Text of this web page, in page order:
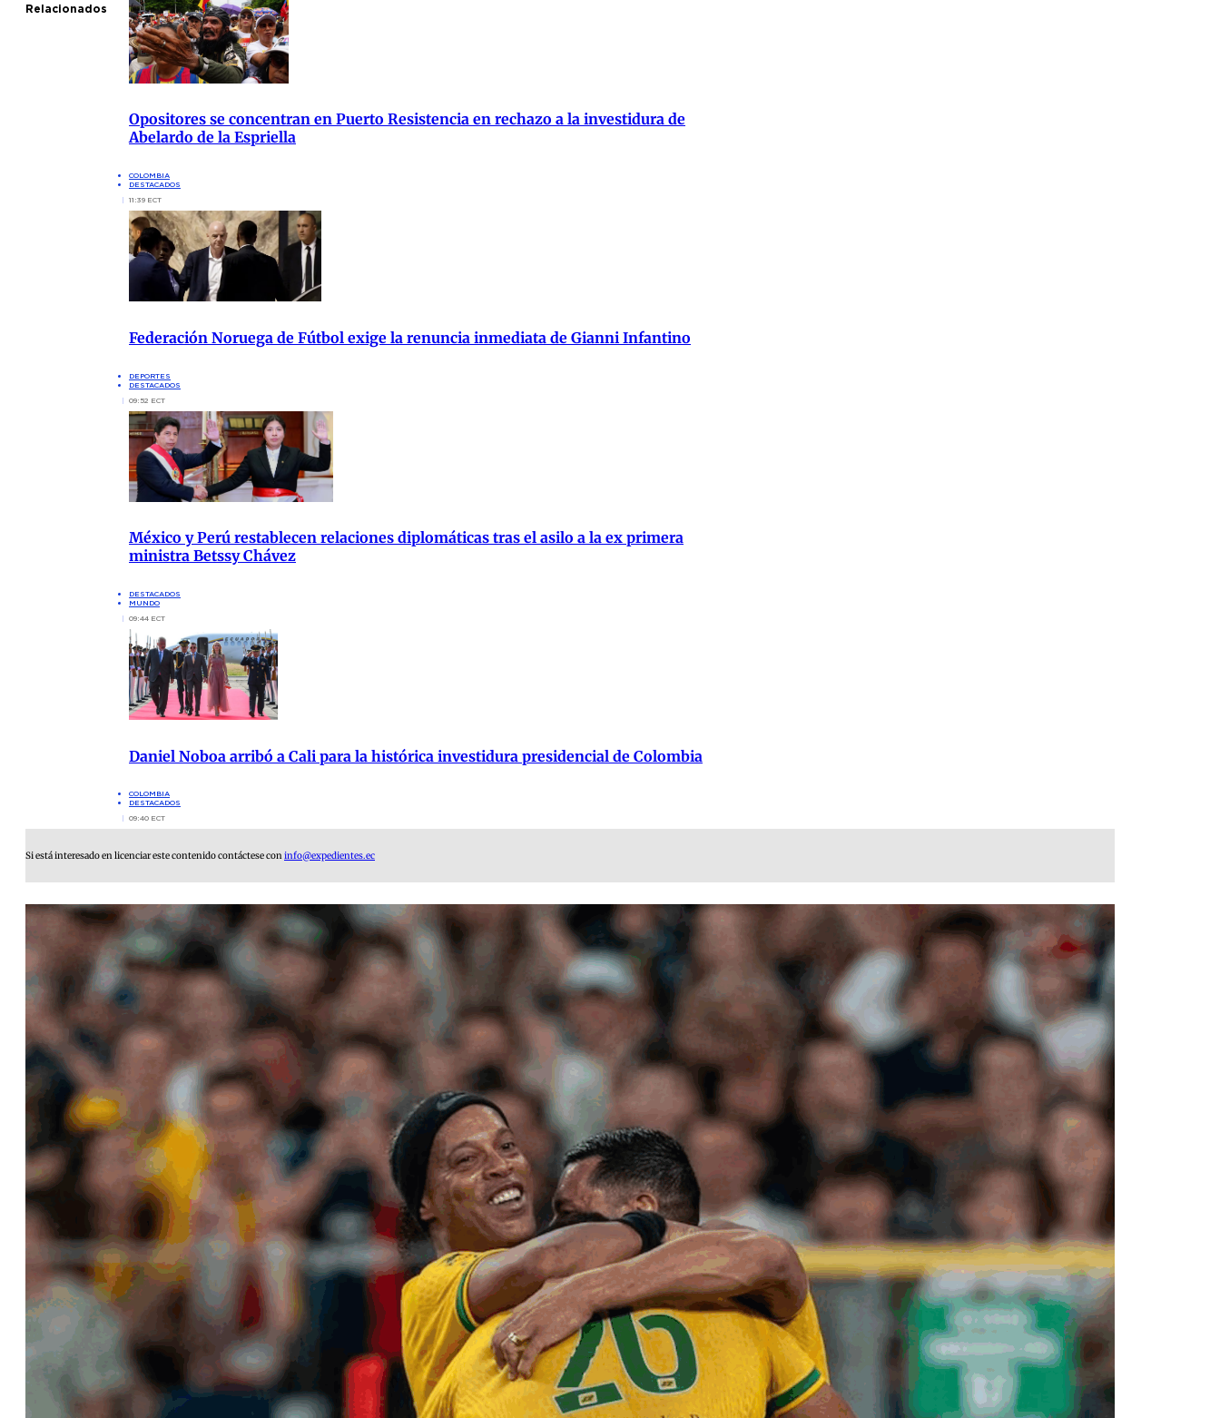
Relacionados
Opositores se concentran en Puerto Resistencia en rechazo a la investidura de
Abelardo de la Espriella
COLOMBIA
DESTACADOS
11:39 ECT
Federación Noruega de Fútbol exige la renuncia inmediata de Gianni Infantino
DEPORTES
DESTACADOS
09:52 ECT
México y Perú restablecen relaciones diplomáticas tras el asilo a la ex primera
ministra Betssy Chávez
DESTACADOS
MUNDO
09:44 ECT
Daniel Noboa arribó a Cali para la histórica investidura presidencial de Colombia
COLOMBIA
DESTACADOS
09:40 ECT
Si está interesado en licenciar este contenido contáctese coninfo@expedientes.ec